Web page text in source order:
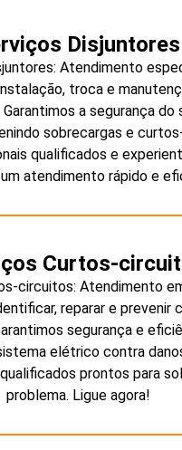
Disjuntores
Atendimento
troca e
a segurança do
sobrecargas e
qualificados e
atendimento rápido e
Curtos-
circuitos: Atendimento
reparar e prevenir
segurança e
elétrico contra
prontos para
problema. Ligue agora!